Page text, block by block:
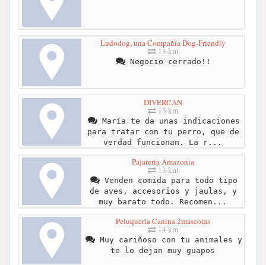
Ludodog, una Compañía Dog-Friendly
13 km
Negocio cerrado!!
DIVERCAN
13 km
María te da unas indicaciones
para tratar con tu perro, que de
verdad funcionan. La r...
Pajareria Amazonia
13 km
Venden comida para todo tipo
de aves, accesorios y jaulas, y
muy barato todo. Recomen...
Peluqueria Canina 2mascotas
14 km
Muy cariñoso con tu animales y
te lo dejan muy guapos